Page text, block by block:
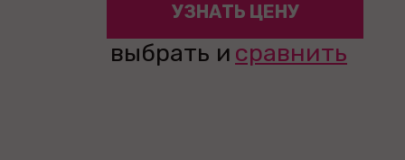
УЗНАТЬ ЦЕНУ
выбрать и сравнить